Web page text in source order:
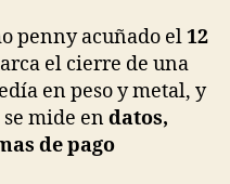
penny acuñado el12
el cierre de una
en peso y metal, y
mide endatos,
de pago